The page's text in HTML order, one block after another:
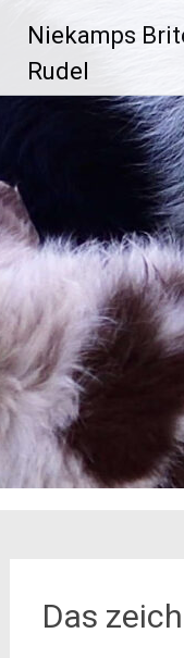
Inhalt
springen
Niekamps
Rudel
Das